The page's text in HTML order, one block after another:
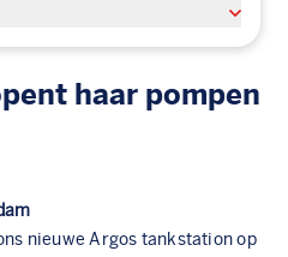
haar pompen
nieuwe Argos tankstation op